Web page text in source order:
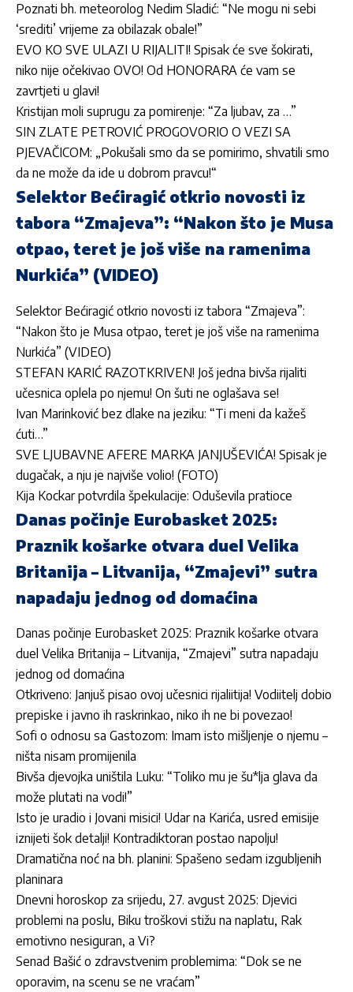
Poznati bh. meteorolog Nedim Sladić: “Ne mogu ni sebi
‘srediti’ vrijeme za obilazak obale!”
EVO KO SVE ULAZI U RIJALITI! Spisak će sve šokirati,
niko nije očekivao OVO! Od HONORARA će vam se
zavrtjeti u glavi!
Kristijan moli suprugu za pomirenje: “Za ljubav, za …”
SIN ZLATE PETROVIĆ PROGOVORIO O VEZI SA
PJEVAČICOM: „Pokušali smo da se pomirimo, shvatili smo
da ne može da ide u dobrom pravcu!“
Selektor Bećiragić otkrio novosti iz
tabora “Zmajeva”: “Nakon što je Musa
otpao, teret je još više na ramenima
Nurkića” (VIDEO)
Selektor Bećiragić otkrio novosti iz tabora “Zmajeva”:
“Nakon što je Musa otpao, teret je još više na ramenima
Nurkića” (VIDEO)
STEFAN KARIĆ RAZOTKRIVEN! Još jedna bivša rijaliti
učesnica oplela po njemu! On šuti ne oglašava se!
Ivan Marinković bez dlake na jeziku: “Ti meni da kažeš
ćuti…”
SVE LJUBAVNE AFERE MARKA JANJUŠEVIĆA! Spisak je
dugačak, a nju je najviše volio! (FOTO)
Kija Kockar potvrdila špekulacije: Oduševila pratioce
Danas počinje Eurobasket 2025:
Praznik košarke otvara duel Velika
Britanija – Litvanija, “Zmajevi” sutra
napadaju jednog od domaćina
Danas počinje Eurobasket 2025: Praznik košarke otvara
duel Velika Britanija – Litvanija, “Zmajevi” sutra napadaju
jednog od domaćina
Otkriveno: Janjuš pisao ovoj učesnici rijaliitija! Vodiitelj dobio
prepiske i javno ih raskrinkao, niko ih ne bi povezao!
Sofi o odnosu sa Gastozom: Imam isto mišljenje o njemu –
ništa nisam promijenila
Bivša djevojka uništila Luku: “Toliko mu je šu*lja glava da
može plutati na vodi!”
Isto je uradio i Jovani misici! Udar na Karića, usred emisije
iznijeti šok detalji! Kontradiktoran postao napolju!
Dramatična noć na bh. planini: Spašeno sedam izgubljenih
planinara
Dnevni horoskop za srijedu, 27. avgust 2025: Djevici
problemi na poslu, Biku troškovi stižu na naplatu, Rak
emotivno nesiguran, a Vi?
Senad Bašić o zdravstvenim problemima: “Dok se ne
oporavim, na scenu se ne vraćam”